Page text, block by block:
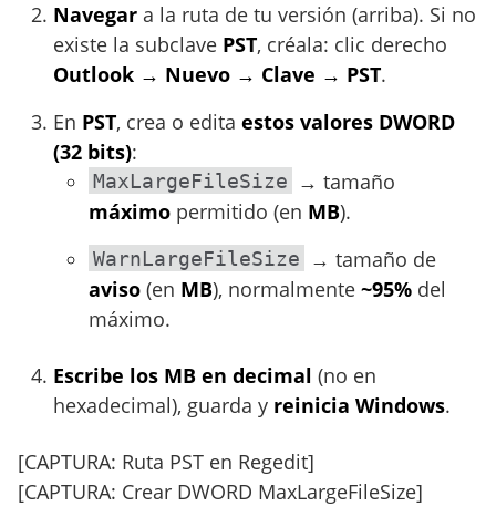
Navegar a la ruta de tu versión (arriba). Si no
existe la subclave PST, créala: clic derecho
Outlook → Nuevo → Clave → PST.
En PST, crea o edita estos valores DWORD
(32 bits):
MaxLargeFileSize
→ tamaño
máximo permitido (en MB).
WarnLargeFileSize
→ tamaño de
aviso (en MB), normalmente ~95% del
máximo.
Escribe los MB en decimal (no en
hexadecimal), guarda y reinicia Windows.
[CAPTURA: Ruta PST en Regedit]
[CAPTURA: Crear DWORD MaxLargeFileSize]